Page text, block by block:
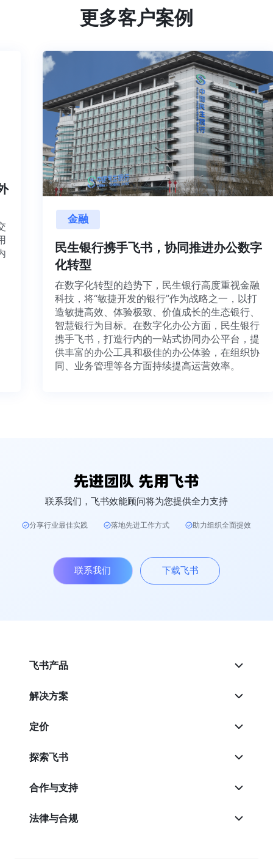
更多客户案例
外
交
用
内
金融
民生银行携手飞书，协同推进办公数
化转型
在数字化转型的趋势下，民生银行高度重视金
科技，将“敏捷开发的银行”作为战略之一，以打
造敏捷高效、体验极致、价值成长的生态银行
智慧银行为目标。在数字化办公方面，民生银
携手飞书，打造行内的一站式协同办公平台，
供丰富的办公工具和极佳的办公体验，在组织
同、业务管理等各方面持续提高运营效率。
联系我们，飞书效能顾问将为您提供全力支持
分享行业最佳实践 落地先进工作方式 助力组织全面提效
联系我们 下载飞书
飞书产品
解决方案
定价
探索飞书
合作与支持
法律与合规